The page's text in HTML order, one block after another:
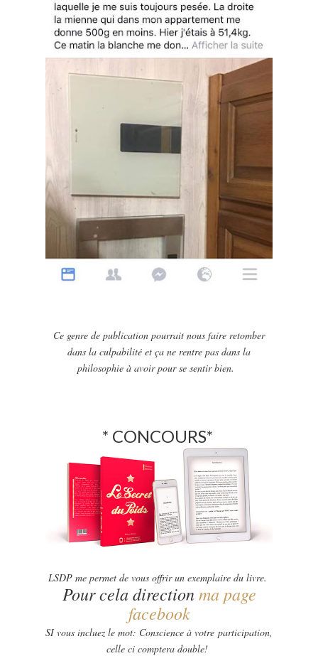
Ce genre de publication pourrait nous faire retomber
dans la culpabilité et ça ne rentre pas dans la
philosophie à avoir pour se sentir bien.
* CONCOURS*
LSDP me permet de vous offrir un exemplaire du livre.
Pour cela directionma page
facebook
SI vous incluez le mot: Conscience à votre participation,
celle ci comptera double!